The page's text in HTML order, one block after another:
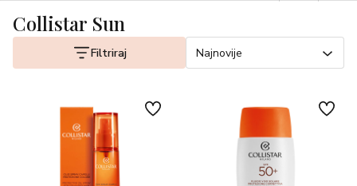
Collistar Sun
Filtriraj Najnovije